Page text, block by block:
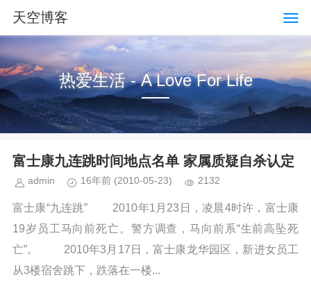
天空博客
热爱生活 - A Love For Life
富士康九连跳时间地点名单 家属质疑自杀认定
admin 16年前 (2010-05-23) 2132
富士康“九连跳” 2010年1月23日，凌晨4时许，富士康
19岁员工马向前死亡。警方调查，马向前系“生前高坠死
亡”。 2010年3月17日，富士康龙华园区，新进女员工
从3楼宿舍跳下，跌落在一楼...